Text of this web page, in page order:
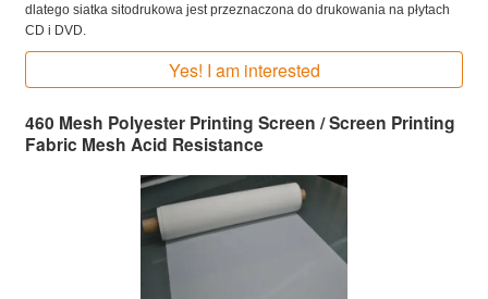
dlatego siatka sitodrukowa jest przeznaczona do drukowania na płytach
CD i DVD.
Yes! I am interested
460 Mesh Polyester Printing Screen / Screen Printing
Fabric Mesh Acid Resistance